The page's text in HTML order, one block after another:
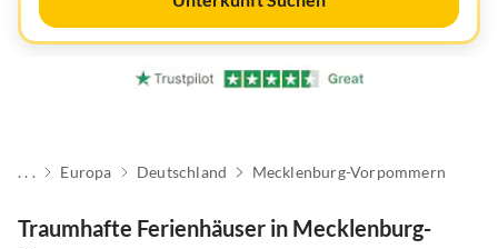
. . . Europa Deutschland Mecklenburg-Vorpommern
Traumhafte Ferienhäuser in Mecklenburg-